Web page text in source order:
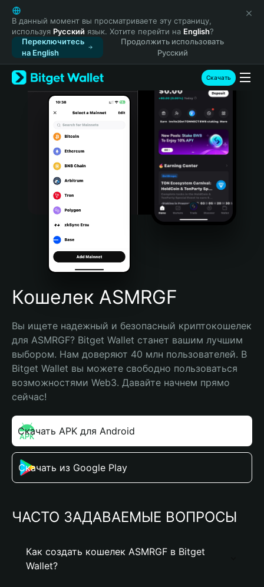
English
日本語
Tiếng Việt
Русский
Español (Latinoamérica)
Türkçe
Italiano
Português (Portugal)
Bahasa Indonesia
Português (Brasil)
Español (Argentina)
В данный момент вы просматриваете эту страницу,
используя Русский язык. Хотите перейти на English?
Переключитесь
на English
Продолжить использовать
Русский
Скачать
Кошелек ASMRGF
Вы ищете надежный и безопасный криптокошелек
для ASMRGF? Bitget Wallet станет вашим лучшим
выбором. Нам доверяют 40 млн пользователей. В
Bitget Wallet вы можете свободно пользоваться
возможностями Web3. Давайте начнем прямо
сейчас!
Скачать APK для Android
Скачать из Google Play
ЧАСТО ЗАДАВАЕМЫЕ ВОПРОСЫ
Как создать кошелек ASMRGF в Bitget
Wallet?